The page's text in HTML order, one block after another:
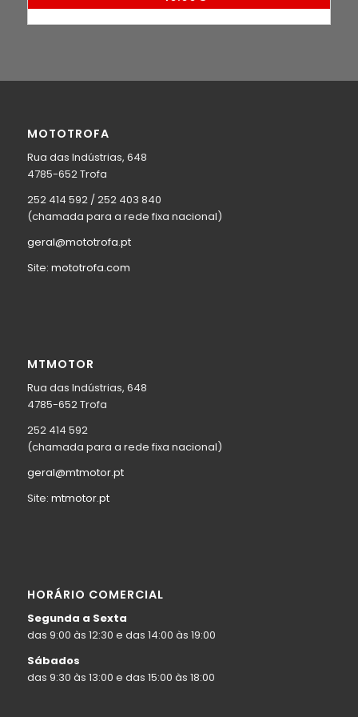
original atual
MOTOTROFA
Rua das Indústrias, 648
4785-652 Trofa
252 414 592 / 252 403 840
(chamada para a rede fixa nacional)
geral@mototrofa.pt
Site: mototrofa.com
MTMOTOR
Rua das Indústrias, 648
4785-652 Trofa
252 414 592
(chamada para a rede fixa nacional)
geral@mtmotor.pt
Site: mtmotor.pt
HORÁRIO COMERCIAL
Segunda a Sexta
das 9:00 às 12:30 e das 14:00 às 19:00
Sábados
das 9:30 às 13:00 e das 15:00 às 18:00